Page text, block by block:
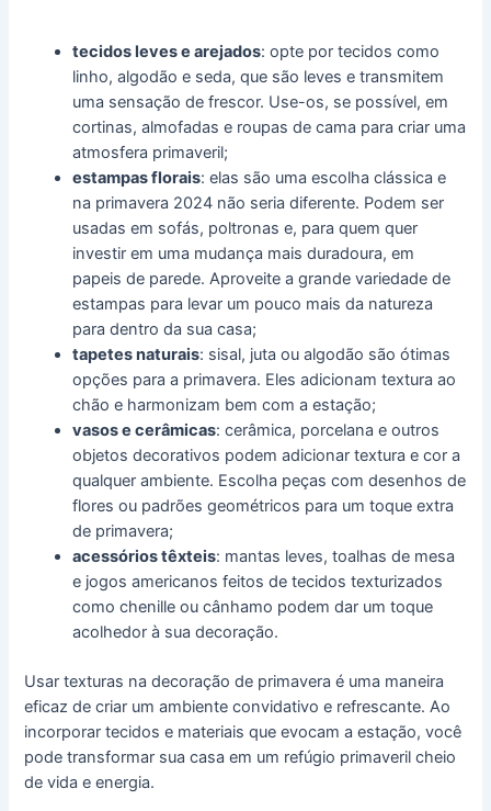
tecidos leves e arejados: opte por tecidos como
linho, algodão e seda, que são leves e transmitem
uma sensação de frescor. Use-os, se possível, em
cortinas, almofadas e roupas de cama para criar uma
atmosfera primaveril;
estampas florais: elas são uma escolha clássica e
na primavera 2024 não seria diferente. Podem ser
usadas em sofás, poltronas e, para quem quer
investir em uma mudança mais duradoura, em
papeis de parede. Aproveite a grande variedade de
estampas para levar um pouco mais da natureza
para dentro da sua casa;
tapetes naturais: sisal, juta ou algodão são ótimas
opções para a primavera. Eles adicionam textura ao
chão e harmonizam bem com a estação;
vasos e cerâmicas: cerâmica, porcelana e outros
objetos decorativos podem adicionar textura e cor a
qualquer ambiente. Escolha peças com desenhos de
flores ou padrões geométricos para um toque extra
de primavera;
acessórios têxteis: mantas leves, toalhas de mesa
e jogos americanos feitos de tecidos texturizados
como chenille ou cânhamo podem dar um toque
acolhedor à sua decoração.
Usar texturas na decoração de primavera é uma maneira
eficaz de criar um ambiente convidativo e refrescante. Ao
incorporar tecidos e materiais que evocam a estação, você
pode transformar sua casa em um refúgio primaveril cheio
de vida e energia.